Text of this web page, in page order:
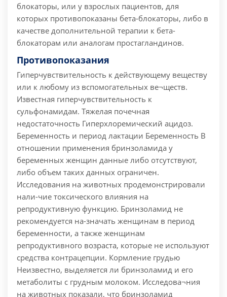
блокаторы, или у взрослых пациентов, для
которых противопоказаны бета-блокаторы, либо в
качестве дополнительной терапии к бета-
блокаторам или аналогам простагландинов.
Противопоказания
Гиперчувствительность к действующему веществу
или к любому из вспомогательных ве¬ществ.
Известная гиперчувствительность к
сульфонамидам. Тяжелая почечная
недостаточность Гиперхлоремический ацидоз.
Беременность и период лактации Беременность В
отношении применения бринзоламида у
беременных женщин данные либо отсутствуют,
либо объем таких данных ограничен.
Исследования на животных продемонстрировали
нали-чие токсического влияния на
репродуктивную функцию. Бринзоламид не
рекомендуется на-значать женщинам в период
беременности, а также женщинам
репродуктивного возраста, которые не используют
средства контрацепции. Кормление грудью
Неизвестно, выделяется ли бринзоламид и его
метаболиты с грудным молоком. Исследова¬ния
на животных показали, что бринзоламид